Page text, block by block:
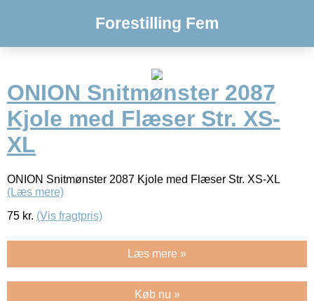
Forestilling Fem
ONION Snitmønster 2087
Kjole med Flæser Str. XS-
XL
ONION Snitmønster 2087 Kjole med Flæser Str. XS-XL
(Læs mere)
75 kr. (Vis fragtpris)
Læs mere »
Køb nu »